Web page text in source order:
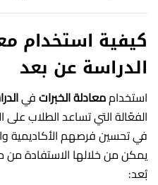
كيفية استخدام
الدراسة عن بعد
استخداممعادلة الخبراتفي
الفعّالة التي تساعد الطلاب
في تحسين فرصهم الأكاديمية
يمكن من خلالها الاستفادة من
بُعد: